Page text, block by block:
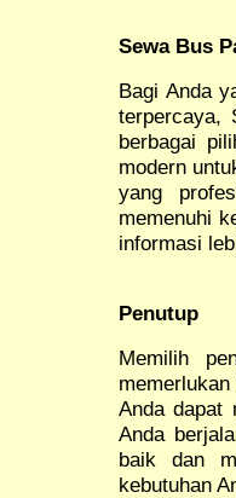
Sewa Bus
Bagi Anda
terpercaya,
berbagai
modern
yang
memenuhi
informasi
Penutup
Memilih
Anda dapat
Anda
baik dan
kebutuhan